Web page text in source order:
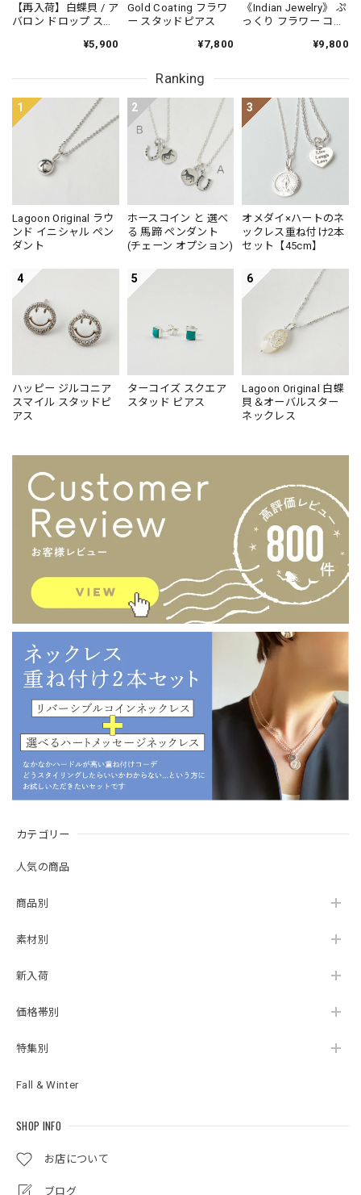
カテゴリー
人気の商品
商品別
素材別
新入荷
価格帯別
特集別
Fall & Winter
SHOP INFO
お店について
ブログ
【再入荷】白蝶貝 / ア
バロン ドロップ スタ
アス プチピアス¥5,900
Gold Coating フラワ
ー スタッドピアス
¥7,800
《Indian Jewelry》 ぷ
っくり フラワー コン
¥9,800
Ranking
1
Lagoon Original ラウ
ンド イニシャル ペン
ダント
2
ホースコイン と 選べ
る 馬蹄 ペンダント
(チェーン オプション)
3
オメダイ×ハートのネ
ックレス重ね付け2本
セット【45cm】
4
ハッピー ジルコニア
スマイル スタッドピ
アス
5
ターコイズ スクエア
スタッド ピアス
6
Lagoon Original 白蝶
貝＆オーバルスター
ネックレス